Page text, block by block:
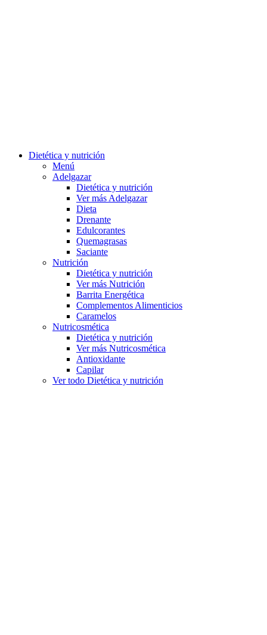
Dietética y nutrición
Menú
Adelgazar
Dietética y nutrición
Ver más Adelgazar
Dieta
Drenante
Edulcorantes
Quemagrasas
Saciante
Nutrición
Dietética y nutrición
Ver más Nutrición
Barrita Energética
Complementos Alimenticios
Caramelos
Nutricosmética
Dietética y nutrición
Ver más Nutricosmética
Antioxidante
Capilar
Ver todo Dietética y nutrición